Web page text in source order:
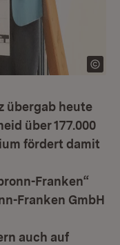
übergab heute
über 177.000
fördert damit
Franken“
Franken GmbH
auch auf